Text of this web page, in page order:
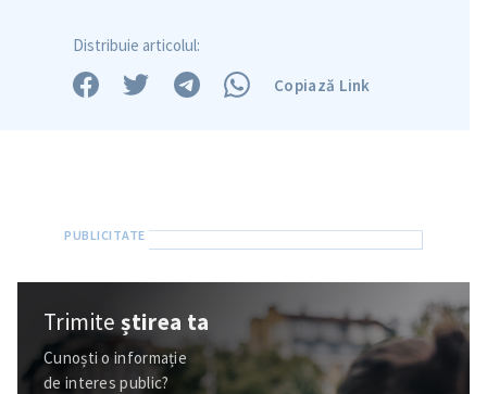
Distribuie articolul:
Copiază Link
Trimiteștirea ta
Cunoști o informație
de interes public?